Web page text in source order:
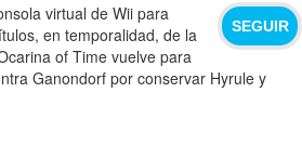
SEGUIR
virtual de Wii para
en temporalidad, de la
of Time vuelve para
Ganondorf por conservar Hyrule y